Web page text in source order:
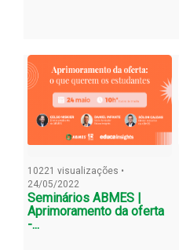
10221 visualizações •
24/05/2022
Seminários ABMES |
Aprimoramento da oferta
-...